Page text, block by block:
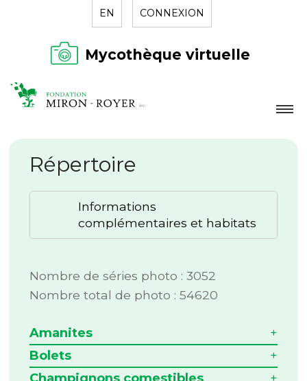
EN CONNEXION
Mycothèque virtuelle
LA FONDATION
NOUVELLES
RÉPERTOIRE
Répertoire
Informations
complémentaires et habitats
Nombre de séries photo : 3052
Nombre total de photo : 54620
Amanites
Bolets